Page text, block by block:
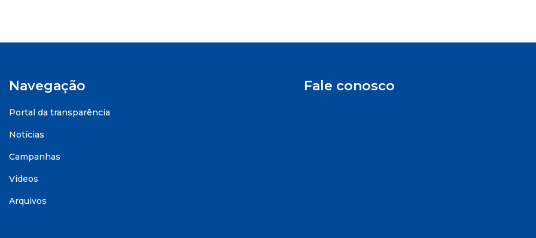
Navegação
Portal da transparência
Notícias
Campanhas
Videos
Arquivos
Fale conosco